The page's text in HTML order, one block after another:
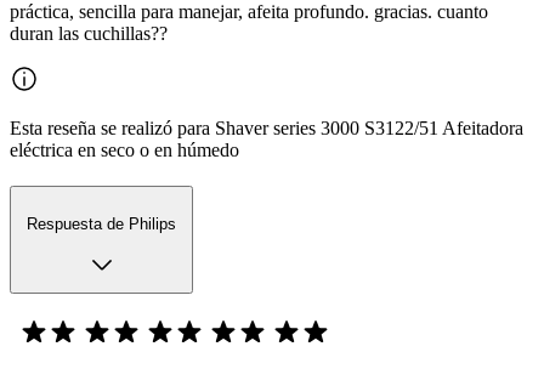
práctica, sencilla para manejar, afeita profundo. gracias. cuanto
duran las cuchillas??
Esta reseña se realizó para Shaver series 3000 S3122/51 Afeitadora
eléctrica en seco o en húmedo
Respuesta de Philips